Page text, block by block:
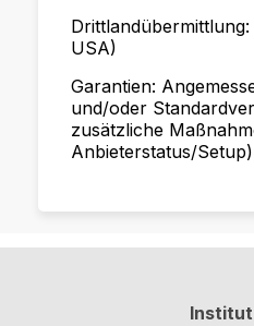
USA)
Garantien:
und/oder
zusätzliche
Anbieterstatus/Setup)